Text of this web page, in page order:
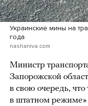
Украинские мины на
года
nashaniva.com
Министр
Запорожской
в свою очередь,
в штатном режиме»